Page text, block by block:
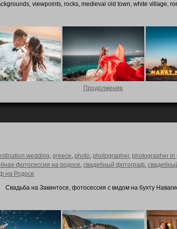
viewpoints, rocks, medieval old town, white village,
Продолжение
wedding, greece, photo, photographer, photographer in
фотосессия на родосе, свадебный фотограф,
на Родосе
Свадьба на Закинтосе, фотосессия с видом на бухту